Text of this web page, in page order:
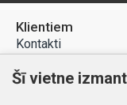
Klientiem
Kontakti
Preču atgriešana
Šī vietne